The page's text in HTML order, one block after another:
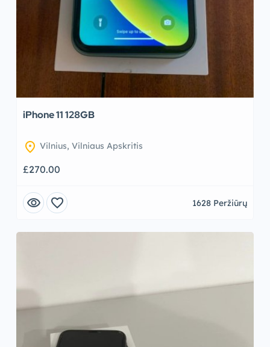
iPhone 11 128GB
location_on Vilnius, Vilniaus Apskritis
£270.00
visibility favorite 1628 Peržiūrų